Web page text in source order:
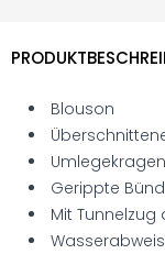
Blouson
Umlegekragen
Gerippte
Mit Tunnelzug